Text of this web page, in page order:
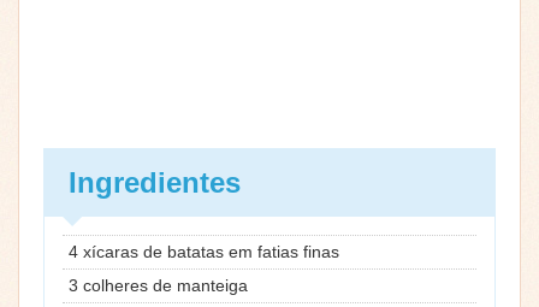
Ingredientes
4 xícaras de batatas em fatias finas
3 colheres de manteiga